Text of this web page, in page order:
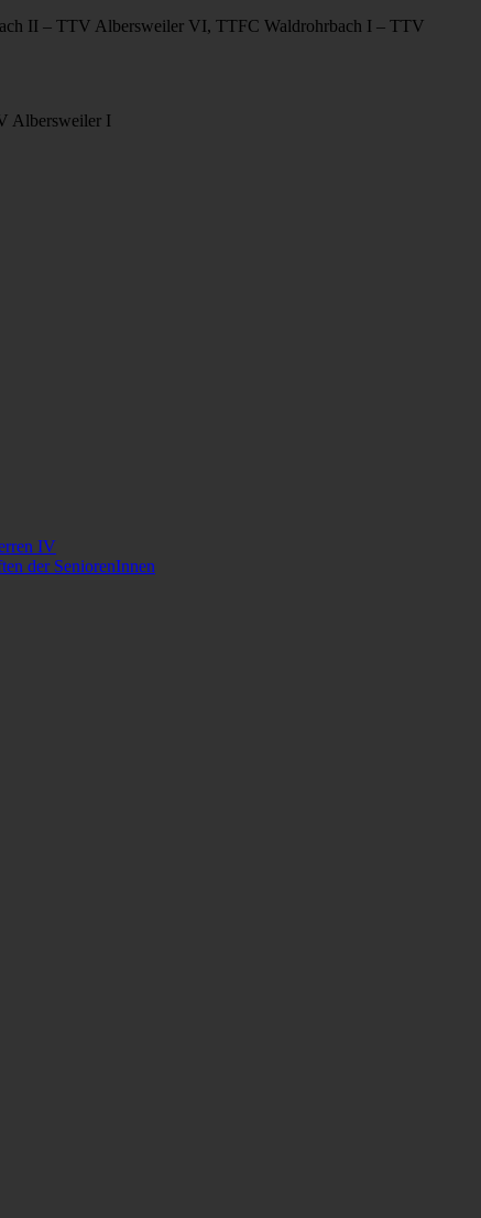
II – TTV Albersweiler VI, TTFC Waldrohrbach I – TTV
Albersweiler I
IV
der SeniorenInnen